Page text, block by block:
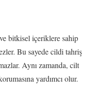
bitkisel içeriklere sahip
Bu sayede cildi tahriş
Aynı zamanda, cilt
yardımcı olur.